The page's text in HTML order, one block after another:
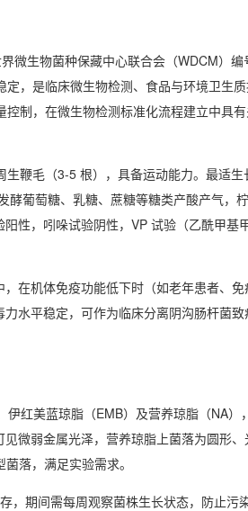
微生物菌种保藏中心联合会（WDCM）
，是临床微生物检测、食品与环境卫生
制，在微生物检测标准化流程建立中具有
鞭毛（3-5 根），具备运动能力。最适
葡萄糖、乳糖、蔗糖等糖类产酸产气，
性，吲哚试验阴性，VP 试验（乙酰甲基
在机体免疫功能低下时（如老年患者、
水平稳定，可作为临床分离阴沟肠杆菌
红美蓝琼脂（EMB）及营养琼脂（NA）
微弱金属光泽，营养琼脂上菌落为圆形
落，满足实验需求。
期间需每周观察菌株生长状态，防止污